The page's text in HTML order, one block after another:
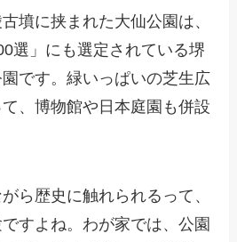
墳に挟まれた大仙公園は、
選」にも選定されている堺
です。緑いっぱいの芝生広
、博物館や日本庭園も併設
ら歴史に触れられるって、
すよね。わが家では、公園